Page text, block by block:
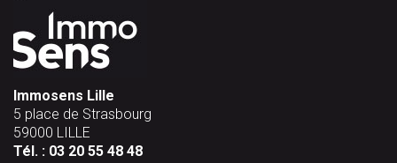
Immosens Lille
5 place de Strasbourg
59000 LILLE
Tél. : 03 20 55 48 48